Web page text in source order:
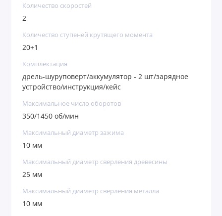
Количество скоростей
2
Количество ступеней крутящего момента
20+1
Комплектация
дрель-шуруповерт/аккумулятор - 2 шт/зарядное
устройство/инструкция/кейс
Максимальное число оборотов
350/1450 об/мин
Максимальный диаметр зажима
10 мм
Максимальный диаметр сверления древесины
25 мм
Максимальный диаметр сверления металла
10 мм